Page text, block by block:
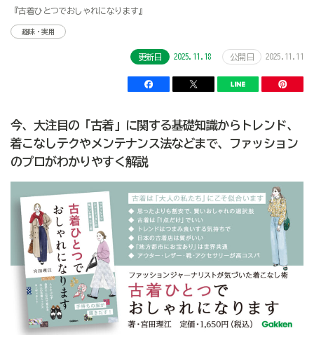
『古着ひとつでおしゃれになります』
趣味・実用
更新日 2025.11.18 公開日 2025.11.11
今、大注目の「古着」に関する基礎知識からトレンド、
着こなしテクやメンテナンス法などまで、ファッション
のプロがわかりやすく解説